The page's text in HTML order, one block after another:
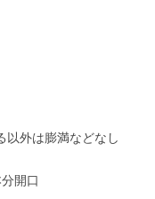
外は膨満などなし
開口